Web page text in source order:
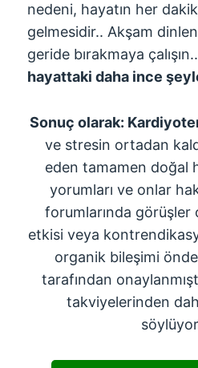
nedeni, hayatın her
gelmesidir.. Akşam
geride bırakmaya
hayattaki daha ince
Sonuç olarak:
ve stresin ortadan
eden tamamen doğal
yorumları ve onlar
forumlarında görüşler
etkisi veya
organik bileşimi
tarafından
takviyelerinden